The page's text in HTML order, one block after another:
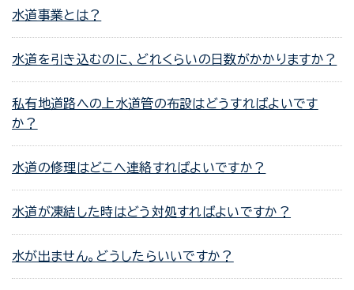
水道事業とは？
水道を引き込むのに、どれくらいの日数がかかりますか？
私有地道路への上水道管の布設はどうすればよいです
か？
水道の修理はどこへ連絡すればよいですか？
水道が凍結した時はどう対処すればよいですか？
水が出ません。どうしたらいいですか？